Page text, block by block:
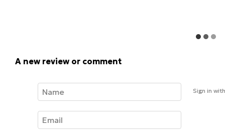
A new review or comment
Sign in